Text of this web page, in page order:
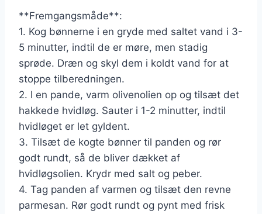
**Fremgangsmåde**:
1. Kog bønnerne i en gryde med saltet vand i 3-
5 minutter, indtil de er møre, men stadig
sprøde. Dræn og skyl dem i koldt vand for at
stoppe tilberedningen.
2. I en pande, varm olivenolien op og tilsæt det
hakkede hvidløg. Sauter i 1-2 minutter, indtil
hvidløget er let gyldent.
3. Tilsæt de kogte bønner til panden og rør
godt rundt, så de bliver dækket af
hvidløgsolien. Krydr med salt og peber.
4. Tag panden af varmen og tilsæt den revne
parmesan. Rør godt rundt og pynt med frisk